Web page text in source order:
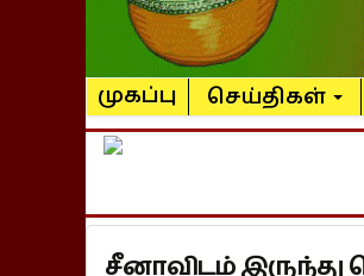
முகப்பு செய்திகள்
சீனாவிடம்